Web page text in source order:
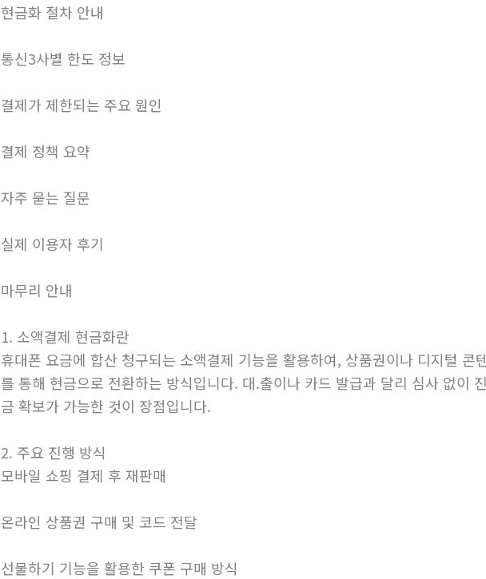
현금화 절차 안내
통신3사별 한도 정보
결제가 제한되는 주요 원인
결제 정책 요약
자주 묻는 질문
실제 이용자 후기
마무리 안내
1. 소액결제 현금화란
휴대폰 요금에 합산 청구되는 소액결제 기능을 활용하여, 상품권이나 디지털 콘
를 통해 현금으로 전환하는 방식입니다. 대.출이나 카드 발급과 달리 심사 없이
금 확보가 가능한 것이 장점입니다.
2. 주요 진행 방식
모바일 쇼핑 결제 후 재판매
온라인 상품권 구매 및 코드 전달
선물하기 기능을 활용한 쿠폰 구매 방식